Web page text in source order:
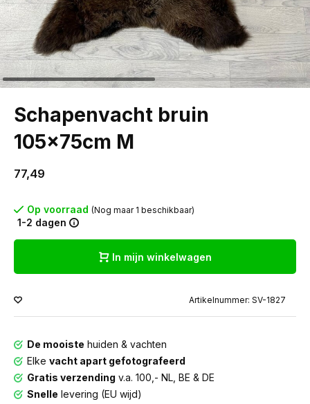
Schapenvacht bruin
105x75cm M
77,49
Op voorraad (Nog maar 1 beschikbaar)
1-2 dagen
In mijn winkelwagen
Artikelnummer: SV-1827
De mooiste huiden & vachten
Elke vacht apart gefotografeerd
Gratis verzending v.a. 100,- NL, BE & DE
Snelle levering (EU wijd)